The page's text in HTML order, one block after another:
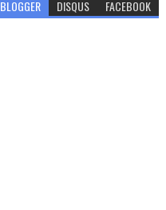
BLOGGER DISQUS FACEBOOK